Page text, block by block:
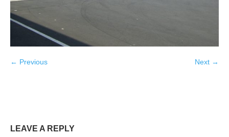
← Previous Next →
LEAVE A REPLY